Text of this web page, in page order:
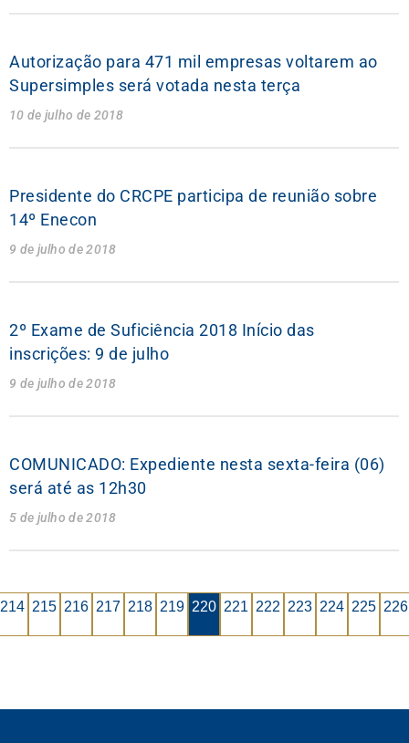
Autorização para 471 mil empresas voltarem ao
Supersimples será votada nesta terça
10 de julho de 2018
Presidente do CRCPE participa de reunião sobre
14º Enecon
9 de julho de 2018
2º Exame de Suficiência 2018 Início das
inscrições: 9 de julho
9 de julho de 2018
COMUNICADO: Expediente nesta sexta-feira (06)
será até as 12h30
5 de julho de 2018
214 215 216 217 218 219 220 221 222 223 224 225 226